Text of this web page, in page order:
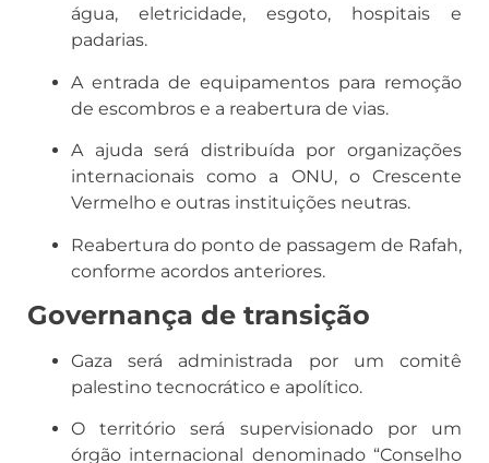
água, eletricidade, esgoto, hospitais e
padarias.
A entrada de equipamentos para remoção
de escombros e a reabertura de vias.
A ajuda será distribuída por organizações
internacionais como a ONU, o Crescente
Vermelho e outras instituições neutras.
Reabertura do ponto de passagem de Rafah,
conforme acordos anteriores.
Governança de transição
Gaza será administrada por um comitê
palestino tecnocrático e apolítico.
O território será supervisionado por um
órgão internacional denominado “Conselho